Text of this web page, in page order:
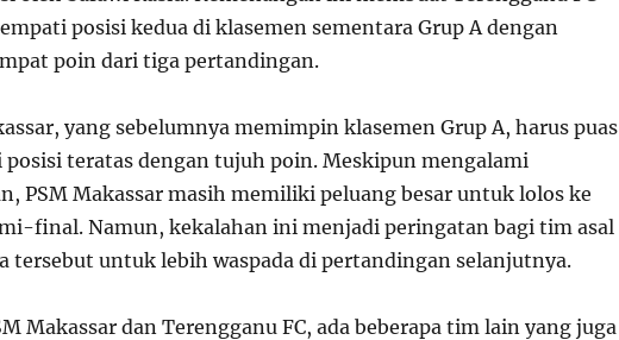
posisi kedua di klasemen sementara Grup A dengan
poin dari tiga pertandingan.
yang sebelumnya memimpin klasemen Grup A, harus puas
posisi teratas dengan tujuh poin. Meskipun mengalami
PSM Makassar masih memiliki peluang besar untuk lolos ke
final. Namun, kekalahan ini menjadi peringatan bagi tim asal
tersebut untuk lebih waspada di pertandingan selanjutnya.
Makassar dan Terengganu FC, ada beberapa tim lain yang juga